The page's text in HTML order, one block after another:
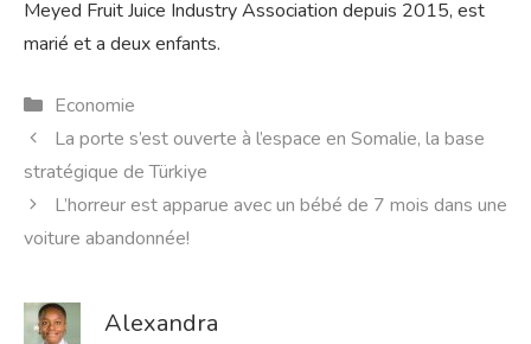
Meyed Fruit Juice Industry Association depuis 2015, est
marié et a deux enfants.
Catégories
Economie
La porte s’est ouverte à l’espace en Somalie, la base
stratégique de Türkiye
L’horreur est apparue avec un bébé de 7 mois dans une
voiture abandonnée!
Alexandra